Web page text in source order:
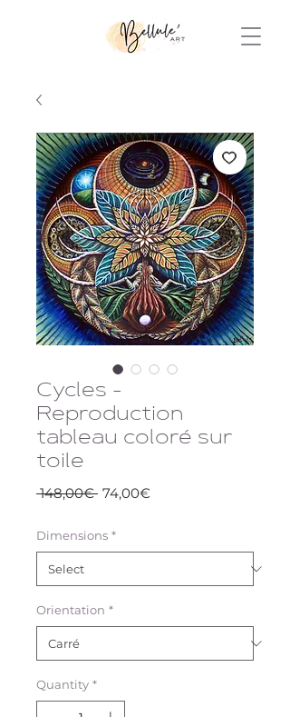
Cycles -
Reproduction
tableau coloré sur
toile
148,00€ Regular
74,00€Sale
Dimensions *
Orientation *
Quantity *